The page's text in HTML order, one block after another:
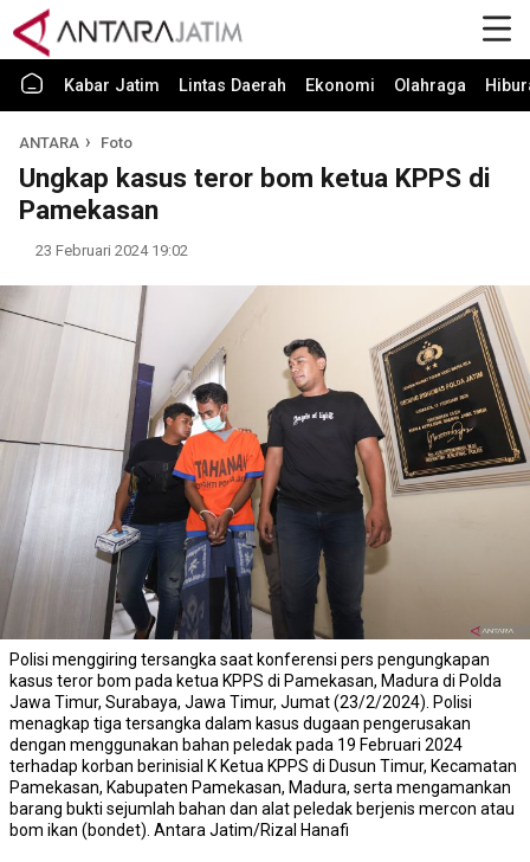
Kabar Jatim Lintas Daerah Ekonomi Olahraga
ANTARA Foto
Ungkap kasus teror bom ketua KPPS di
Pamekasan
23 Februari 2024 19:02
Polisi menggiring tersangka saat konferensi pers pengungkapan
kasus teror bom pada ketua KPPS di Pamekasan, Madura di Polda
Jawa Timur, Surabaya, Jawa Timur, Jumat (23/2/2024). Polisi
menagkap tiga tersangka dalam kasus dugaan pengerusakan
dengan menggunakan bahan peledak pada 19 Februari 2024
terhadap korban berinisial K Ketua KPPS di Dusun Timur, Kecamatan
Pamekasan, Kabupaten Pamekasan, Madura, serta mengamankan
barang bukti sejumlah bahan dan alat peledak berjenis mercon atau
bom ikan (bondet). Antara Jatim/Rizal Hanafi